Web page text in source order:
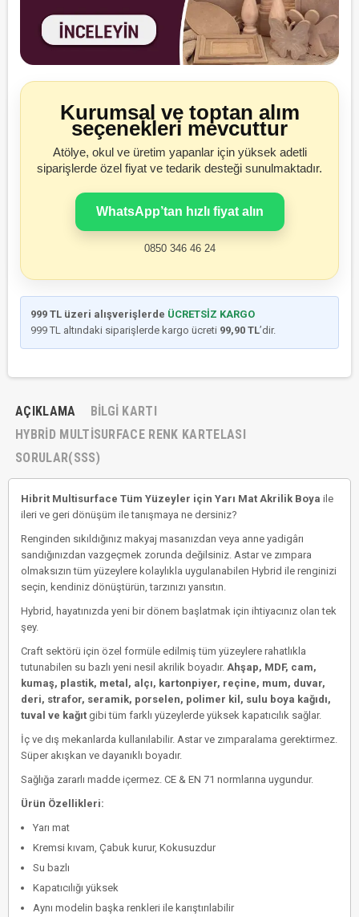
Kurumsal ve toptan alım
seçenekleri mevcuttur
Atölye, okul ve üretim yapanlar için yüksek adetli
siparişlerde özel fiyat ve tedarik desteği sunulmaktadır.
WhatsApp’tan hızlı fiyat alın
0850 346 46 24
999 TL üzeri alışverişlerde ÜCRETSİZ KARGO
999 TL altındaki siparişlerde kargo ücreti 99,90 TL’dir.
AÇIKLAMA
BILGI KARTI
HYBRID MULTISURFACE RENK KARTELASI
SORULAR(SSS)
Hibrit Multisurface Tüm Yüzeyler için Yarı Mat Akrilik Boya ile
ileri ve geri dönüşüm ile tanışmaya ne dersiniz?
Renginden sıkıldığınız makyaj masanızdan veya anne yadigârı
sandığınızdan vazgeçmek zorunda değilsiniz. Astar ve zımpara
olmaksızın tüm yüzeylere kolaylıkla uygulanabilen Hybrid ile renginizi
seçin, kendiniz dönüştürün, tarzınızı yansıtın.
Hybrid, hayatınızda yeni bir dönem başlatmak için ihtiyacınız olan tek
şey.
Craft sektörü için özel formüle edilmiş tüm yüzeylere rahatlıkla
tutunabilen su bazlı yeni nesil akrilik boyadır. Ahşap, MDF, cam,
kumaş, plastik, metal, alçı, kartonpiyer, reçine, mum, duvar,
deri, strafor, seramik, porselen, polimer kil, sulu boya kağıdı,
tuval ve kağıt gibi tüm farklı yüzeylerde yüksek kapatıcılık sağlar.
İç ve dış mekanlarda kullanılabilir. Astar ve zımparalama gerektirmez.
Süper akışkan ve dayanıklı boyadır.
Sağlığa zararlı madde içermez. CE & EN 71 normlarına uygundur.
Ürün Özellikleri:
Yarı mat
Kremsi kıvam, Çabuk kurur, Kokusuzdur
Su bazlı
Kapatıcılığı yüksek
Aynı modelin başka renkleri ile karıştırılabilir